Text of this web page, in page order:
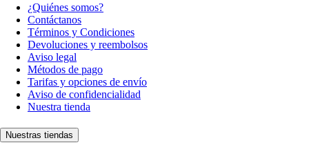
¿Quiénes somos?
Contáctanos
Términos y Condiciones
Devoluciones y reembolsos
Aviso legal
Métodos de pago
Tarifas y opciones de envío
Aviso de confidencialidad
Nuestra tienda
Nuestras tiendas